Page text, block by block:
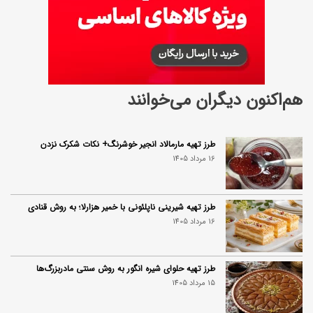
هم‌اکنون دیگران می‌خوانند
طرز تهیه مارمالاد انجیر خوشرنگ+ نکات شکرک نزدن
16 مرداد 1405
طرز تهیه شیرینی ناپلئونی با خمیر هزارلا؛ به روش قنادی
16 مرداد 1405
طرز تهیه حلوای شیره انگور به روش سنتی مادربزرگ‌ها
15 مرداد 1405